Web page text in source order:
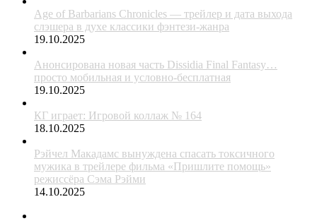
Age of Barbarians Chronicles — трейлер и дата выхода
слэшера в духе классики фэнтези-жанра
19.10.2025
Анонсирована новая часть Dissidia Final Fantasy…
просто мобильная и условно-бесплатная
19.10.2025
КГ играет: Игровой коллаж № 164
18.10.2025
Рэйчел Макадамс вынуждена спасать токсичного
мужика в трейлере фильма «Пришлите помощь»
режиссёра Сэма Рэйми
14.10.2025